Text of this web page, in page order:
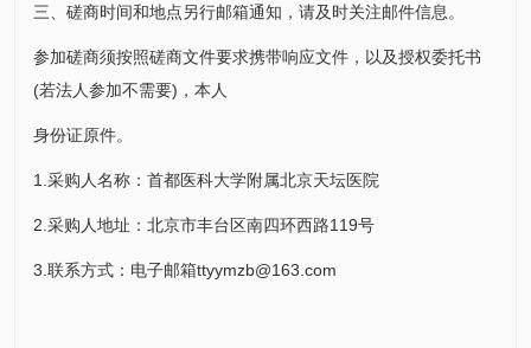
三、磋商时间和地点另行邮箱通知，请及时关注邮件信息。
参加磋商须按照磋商文件要求携带响应文件，以及授权委托书
(若法人参加不需要)，本人
身份证原件。
1.采购人名称：首都医科大学附属北京天坛医院
2.采购人地址：北京市丰台区南四环西路119号
3.联系方式：电子邮箱ttyymzb@163.com